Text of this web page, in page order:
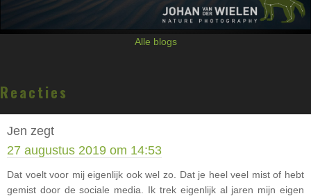
Alle blogs
Interacties
Reacties
Jen zegt
27 augustus 2019 om 14:53
Dat voelt voor mij eigenlijk ook wel zo. Dat je heel veel mist of hebt
gemist door de sociale media. Ik trek eigenlijk al jaren mijn eigen